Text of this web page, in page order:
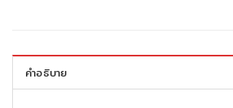
คำอธิบาย